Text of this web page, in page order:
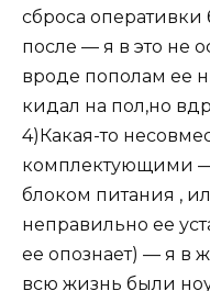
сброса оперативки
после — я в это не
вроде пополам ее
кидал на пол,но
4)Какая-то
комплектующими
блоком питания ,
неправильно ее
ее опознает) — я в
всю жизнь были